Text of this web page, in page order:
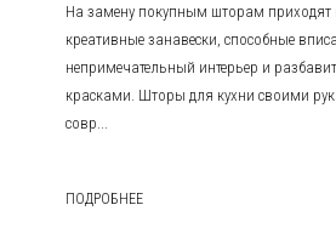
На замену покупным шторам приходят
креативные занавески, способные
непримечательный интерьер и
красками. Шторы для кухни своими
совр...
ПОДРОБНЕЕ